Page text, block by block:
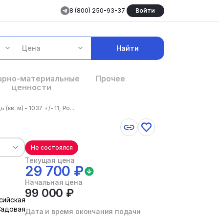
8 (800) 250-93-37 Войти
Цена Найти
материальные
ценности
Прочее
м) - 1037 +/- 11, Ро...
Не состоялся
Текущая цена
29 700 ₽
Начальная цена
99 000 ₽
Дата и время окончания подачи